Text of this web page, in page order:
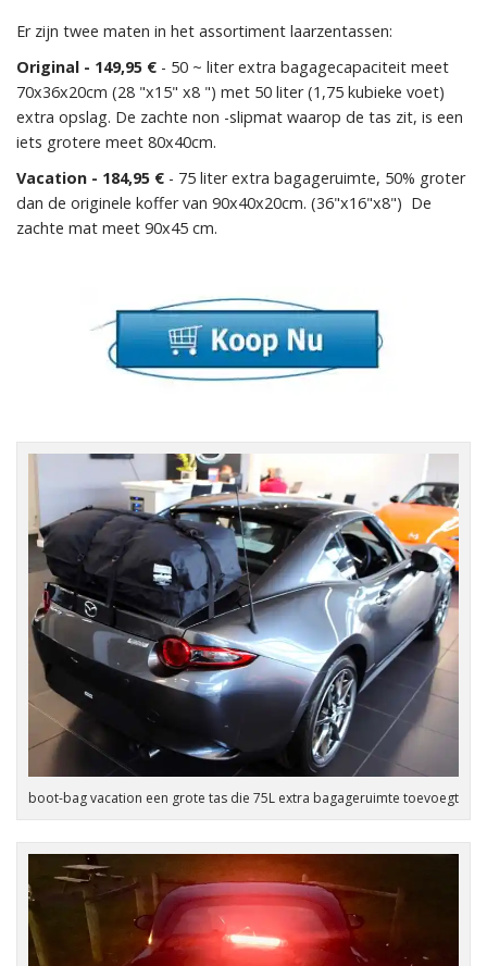
Er zijn twee maten in het assortiment laarzentassen:
Original - 149,95 € - 50 ~ liter extra bagagecapaciteit meet
70x36x20cm (28 "x15" x8 ") met 50 liter (1,75 kubieke voet)
extra opslag. De zachte non -slipmat waarop de tas zit, is een
iets grotere meet 80x40cm.
Vacation - 184,95 € - 75 liter extra bagageruimte, 50% groter
dan de originele koffer van 90x40x20cm. (36"x16"x8") De
zachte mat meet 90x45 cm.
boot-bag vacation een grote tas die 75L extra bagageruimte toevoegt